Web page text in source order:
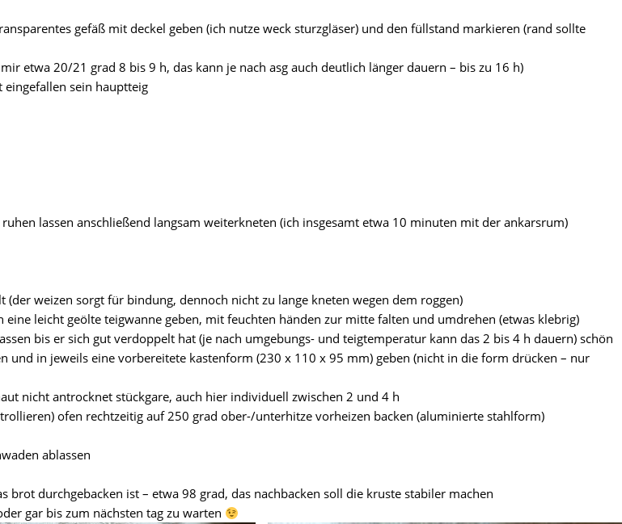
gefäß mit deckel geben (ich nutze weck sturzgläser) und den füllstand markieren (rand sollte
etwa 20/21 grad 8 bis 9 h, das kann je nach asg auch deutlich länger dauern – bis zu 16 h)
sein hauptteig
lassen anschließend langsam weiterkneten (ich insgesamt etwa 10 minuten mit der ankarsrum)
weizen sorgt für bindung, dennoch nicht zu lange kneten wegen dem roggen)
leicht geölte teigwanne geben, mit feuchten händen zur mitte falten und umdrehen (etwas klebrig)
bis er sich gut verdoppelt hat (je nach umgebungs- und teigtemperatur kann das 2 bis 4 h dauern) schön
in jeweils eine vorbereitete kastenform (230 x 110 x 95 mm) geben (nicht in die form drücken – nur
nicht antrocknet stückgare, auch hier individuell zwischen 2 und 4 h
ofen rechtzeitig auf 250 grad ober-/unterhitze vorheizen backen (aluminierte stahlform)
ablassen
durchgebacken ist – etwa 98 grad, das nachbacken soll die kruste stabiler machen
gar bis zum nächsten tag zu warten